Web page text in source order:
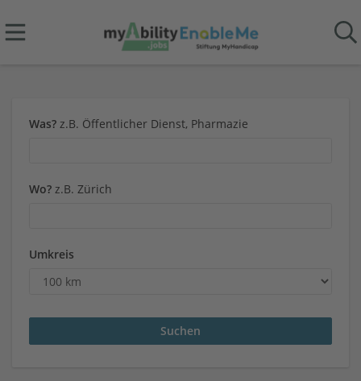
Was? z.B. Öffentlicher Dienst, Pharmazie
Wo? z.B. Zürich
Umkreis